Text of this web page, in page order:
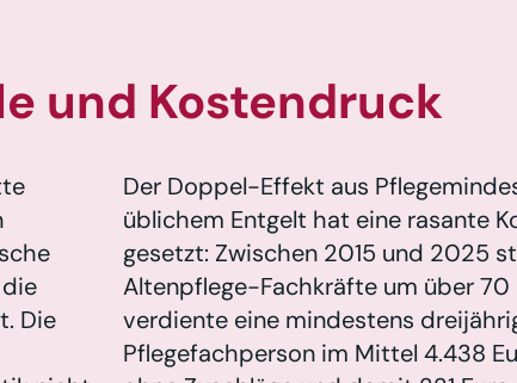
und Kostendruck
Die
Der Doppel-Effekt aus
üblichem Entgelt hat eine rasante
gesetzt: Zwischen 2015 und 2025
Altenpflege-Fachkräfte um über 70
verdiente eine mindestens
Pflegefachperson im Mittel 4.438